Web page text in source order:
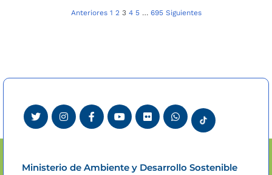
NavegaciónAnteriores 1 2 3 4 5 … 695 Siguientes
Ministerio de Ambiente y Desarrollo Sostenible